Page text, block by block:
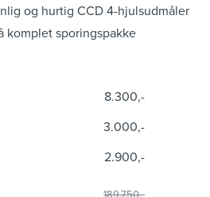
og hurtig CCD 4-hjulsudmåler
komplet sporingspakke
8.300,-
3.000,-
2.900,-
189.750,-